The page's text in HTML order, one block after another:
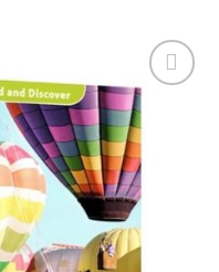
Add to
wishlist